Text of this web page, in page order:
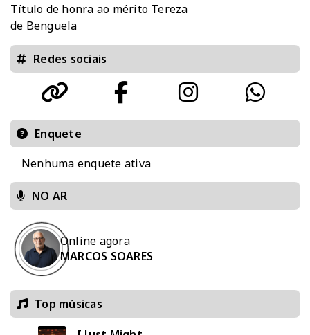
Título de honra ao mérito Tereza
de Benguela
Redes sociais
Enquete
Nenhuma enquete ativa
NO AR
Online agora
MARCOS SOARES
Top músicas